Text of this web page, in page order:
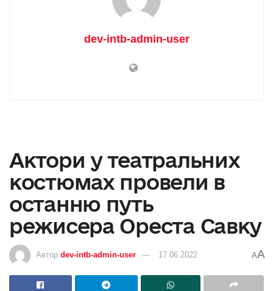
dev-intb-admin-user
Актори у театральних
костюмах провели в
останню путь
режисера Ореста Савку
Автор dev-intb-admin-user 17.06.2022 AA